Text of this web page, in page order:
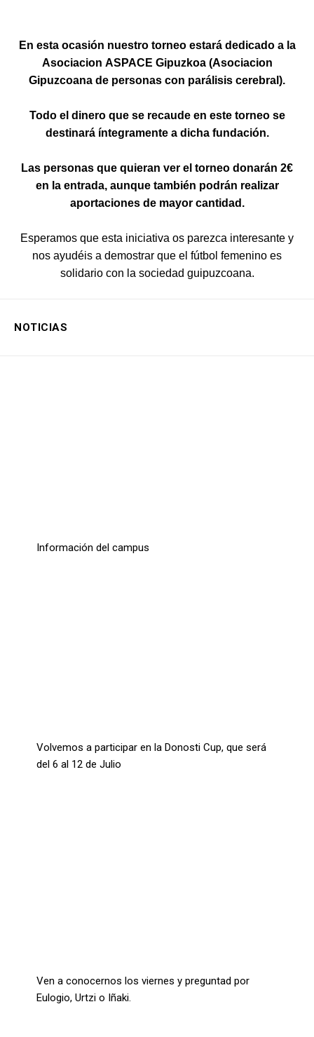
En esta ocasión nuestro torneo estará dedicado a la
Asociacion ASPACE Gipuzkoa (Asociacion
Gipuzcoana de personas con parálisis cerebral).
Todo el dinero que se recaude en este torneo se
destinará íntegramente a dicha fundación.
Las personas que quieran ver el torneo donarán 2€
en la entrada, aunque también podrán realizar
aportaciones de mayor cantidad.
Esperamos que esta iniciativa os parezca interesante y
nos ayudéis a demostrar que el fútbol femenino es
solidario con la sociedad guipuzcoana.
NOTICIAS
Información del campus
Volvemos a participar en la Donosti Cup, que será
del 6 al 12 de Julio
Ven a conocernos los viernes y preguntad por
Eulogio, Urtzi o Iñaki.